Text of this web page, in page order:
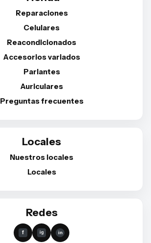
Reparaciones
Celulares
Reacondicionados
Accesorios variados
Parlantes
Auriculares
Preguntas frecuentes
Locales
Nuestros locales
Locales
Redes